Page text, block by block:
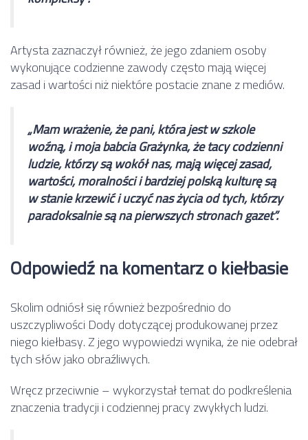
Artysta zaznaczył również, że jego zdaniem osoby
wykonujące codzienne zawody często mają więcej
zasad i wartości niż niektóre postacie znane z mediów.
„Mam wrażenie, że pani, która jest w szkole
woźną, i moja babcia Grażynka, że tacy codzienni
ludzie, którzy są wokół nas, mają więcej zasad,
wartości, moralności i bardziej polską kulturę są
w stanie krzewić i uczyć nas życia od tych, którzy
paradoksalnie są na pierwszych stronach gazet”.
Odpowiedź na komentarz o kiełbasie
Skolim odniósł się również bezpośrednio do
uszczypliwości Dody dotyczącej produkowanej przez
niego kiełbasy. Z jego wypowiedzi wynika, że nie odebrał
tych słów jako obraźliwych.
Wręcz przeciwnie – wykorzystał temat do podkreślenia
znaczenia tradycji i codziennej pracy zwykłych ludzi.